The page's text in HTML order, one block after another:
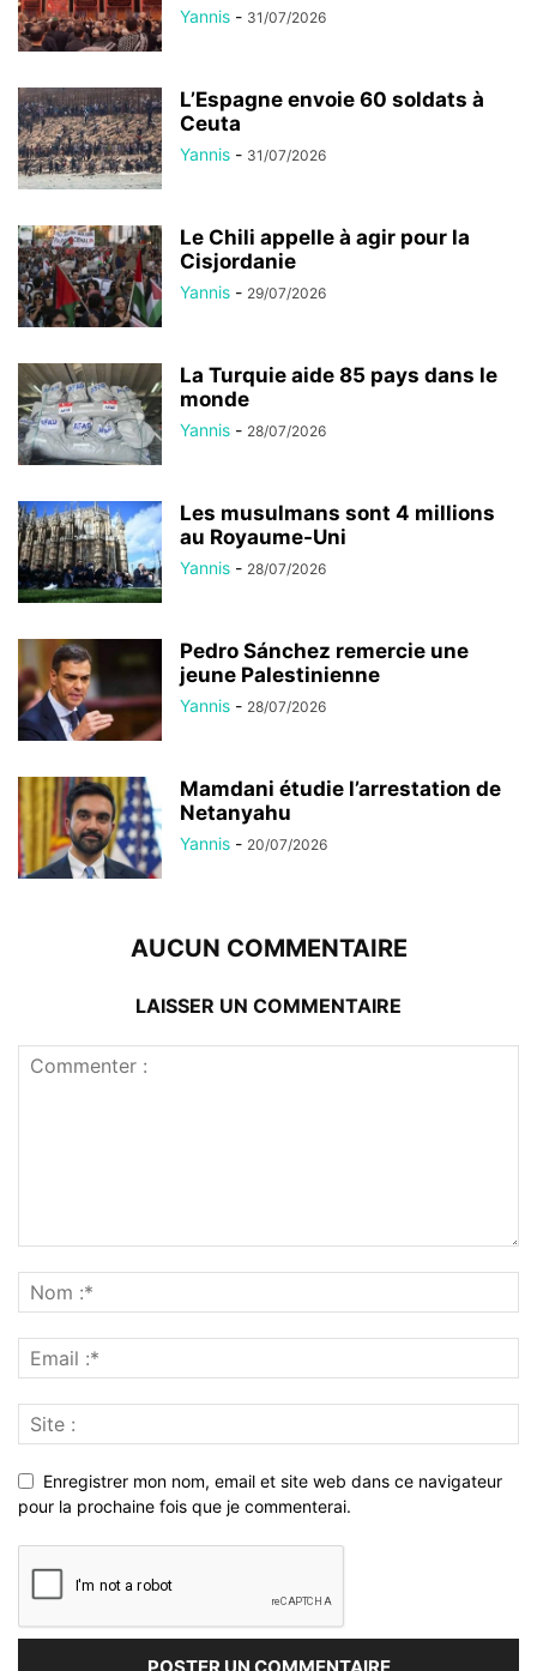
Yannis - 31/07/2026
L’Espagne envoie 60 soldats à
Ceuta
Yannis - 31/07/2026
Le Chili appelle à agir pour la
Cisjordanie
Yannis - 29/07/2026
La Turquie aide 85 pays dans le
monde
Yannis - 28/07/2026
Les musulmans sont 4 millions
au Royaume-Uni
Yannis - 28/07/2026
Pedro Sánchez remercie une
jeune Palestinienne
Yannis - 28/07/2026
Mamdani étudie l’arrestation de
Netanyahu
Yannis - 20/07/2026
AUCUN COMMENTAIRE
LAISSER UN COMMENTAIRE
Enregistrer mon nom, email et site web dans ce navigateur
pour la prochaine fois que je commenterai.